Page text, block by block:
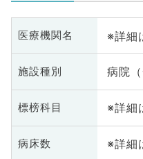
医療機関名 ※詳細
施設種別 病院（
標榜科目 ※詳細
病床数 ※詳細